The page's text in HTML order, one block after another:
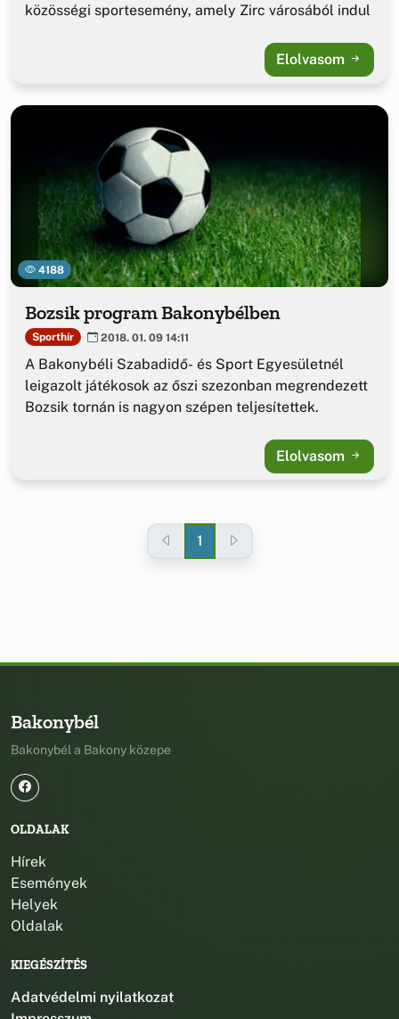
közösségi sportesemény, amely Zirc városából indul
Elolvasom
4188
Bozsik program Bakonybélben
Sporthír 2018. 01. 09 14:11
A Bakonybéli Szabadidő- és Sport Egyesületnél
leigazolt játékosok az őszi szezonban megrendezett
Bozsik tornán is nagyon szépen teljesítettek.
Elolvasom
1
Bakonybél
Bakonybél a Bakony közepe
OLDALAK
Hírek
Események
Helyek
Oldalak
KIEGÉSZÍTÉS
Adatvédelmi nyilatkozat